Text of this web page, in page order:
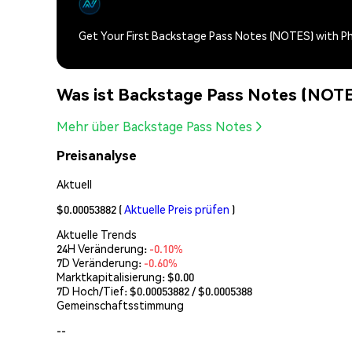
Get Your First Backstage Pass Notes (NOTES) with
Was ist Backstage Pass Notes
Mehr über Backstage Pass Notes
Preisanalyse
Aktuell
$0.00053882 (Aktuelle Preis prüfen )
Aktuelle Trends
24H Veränderung: -0.10%
7D Veränderung: -0.60%
Marktkapitalisierung:$0.00
7D Hoch/Tief: $0.00053882/ $0.0005388
Gemeinschaftsstimmung
--